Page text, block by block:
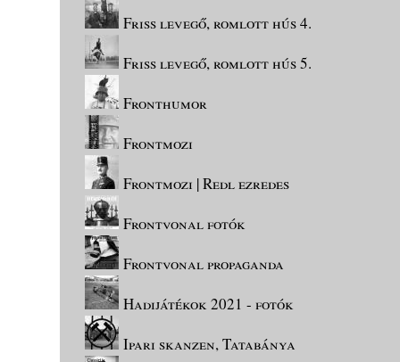
Friss levegő, romlott hús 4.
Friss levegő, romlott hús 5.
Fronthumor
Frontmozi
Frontmozi | Redl ezredes
Frontvonal fotók
Frontvonal propaganda
Hadijátékok 2021 - fotók
Ipari skanzen, Tatabánya